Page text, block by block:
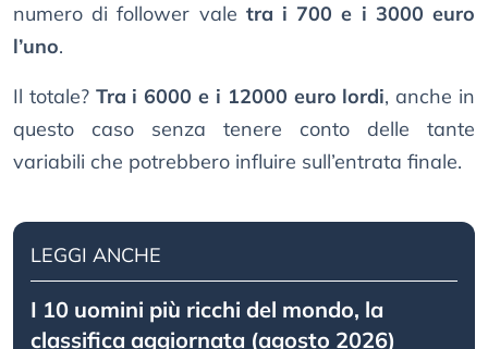
numero di follower vale tra i 700 e i 3000 euro
l’uno.
Il totale? Tra i 6000 e i 12000 euro lordi, anche in
questo caso senza tenere conto delle tante
variabili che potrebbero influire sull’entrata finale.
LEGGI ANCHE
I 10 uomini più ricchi del mondo, la
classifica aggiornata (agosto 2026)